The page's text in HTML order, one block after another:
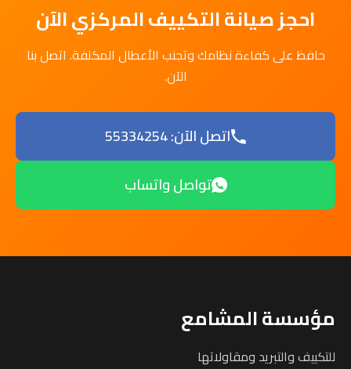
احجز صيانة التكييف المركزي الآن
حافظ على كفاءة نظامك وتجنب الأعطال المكلفة. اتصل بنا
الآن.
اتصل الآن: 55334254
تواصل واتساب
مؤسسة المشامع
للتكييف والتبريد ومقاولاتها